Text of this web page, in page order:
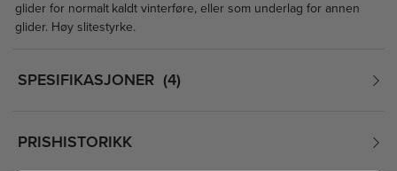
glider for normalt kaldt vinterføre, eller som underlag for annen
glider. Høy slitestyrke.
SPESIFIKASJONER 4
PRISHISTORIKK